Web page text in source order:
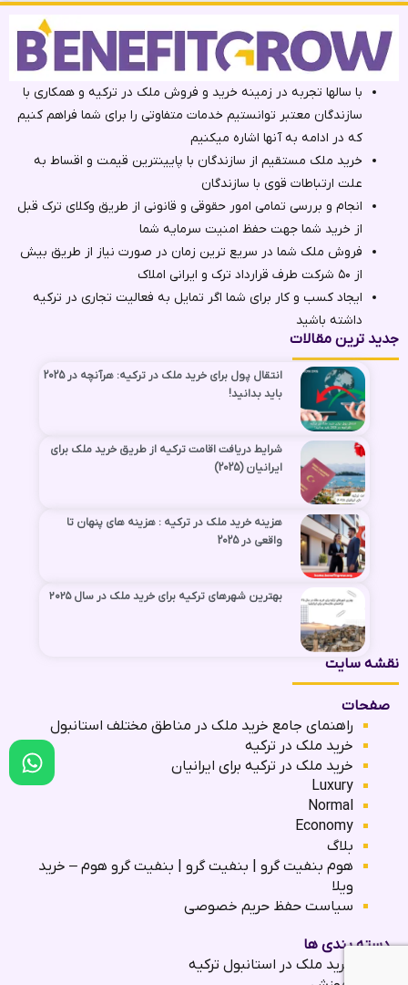
با سالها تجربه در زمینه خرید و فروش ملک در ترکیه و همکاری با
سازندگان معتبر توانستیم خدمات متفاوتی را برای شما فراهم کنیم
که در ادامه به آنها اشاره میکنیم
خرید ملک مستقیم از سازندگان با پایینترین قیمت و اقساط به
علت ارتباطات قوی با سازندگان
انجام و بررسی تمامی امور حقوقی و قانونی از طریق وکلای ترک ‌قبل
از خرید شما جهت حفظ امنیت سرمایه شما
فروش ملک شما در سریع ترین زمان در صورت نیاز از طریق بیش
از ۵۰ شرکت طرف قرارداد ترک و ایرانی املاک
ایجاد کسب و کار برای شما اگر تمایل به فعالیت تجاری در ترکیه
داشته باشید
جدید ترین مقالات
انتقال پول برای خرید ملک در ترکیه: هرآنچه در 2025
باید بدانید!
شرایط دریافت اقامت ترکیه از طریق خرید ملک برای
ایرانیان (2025)
هزینه‌ خرید ملک در ترکیه : هزینه های پنهان تا
واقعی در 2025
بهترین شهرهای ترکیه برای خرید ملک در سال ۲۰۲۵
نقشه سایت
صفحات
راهنمای جامع خرید ملک در مناطق مختلف استانبول
خرید ملک در ترکیه
خرید ملک در ترکیه برای ایرانیان
Luxury
Normal
Economy
بلاگ
هوم بنفیت گرو | بنفیت گرو | بنفیت گرو هوم – خرید
ویلا
سیاست حفظ حریم خصوصی
دسته بندی ها
خرید ملک در استانبول ترکیه